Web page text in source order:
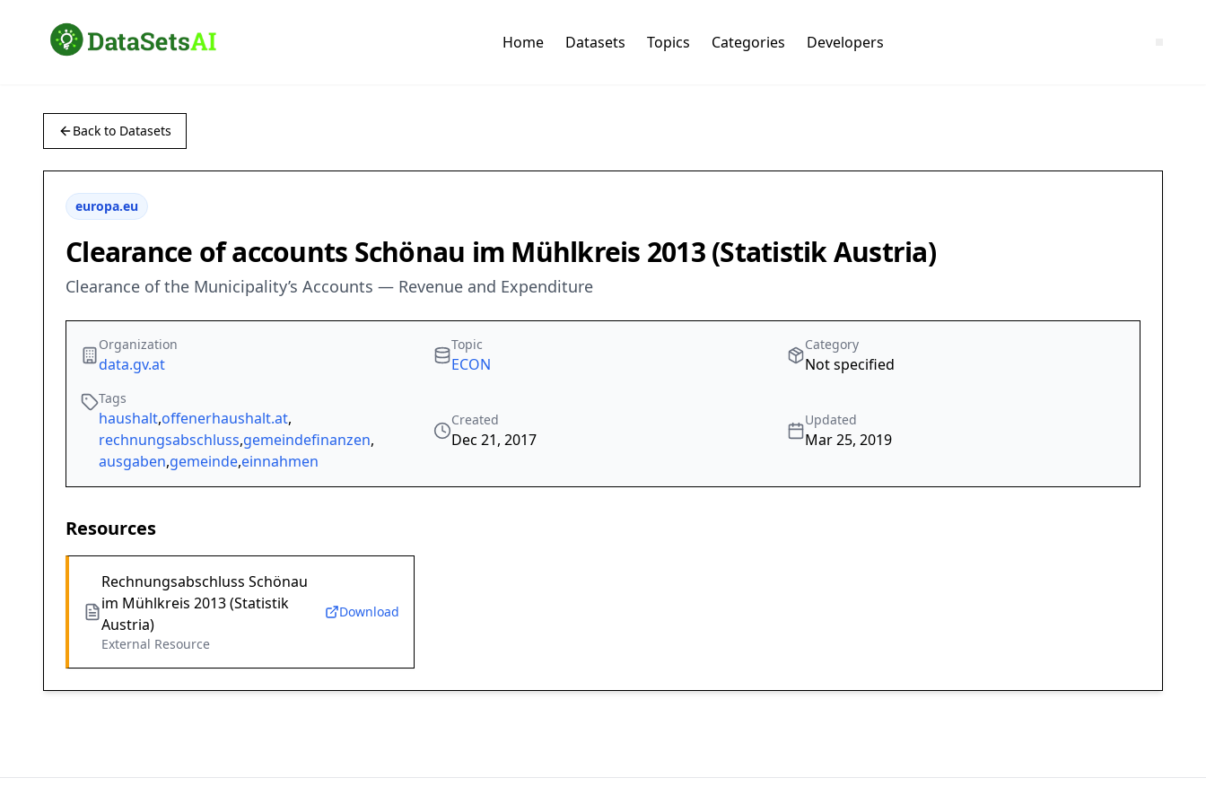
Home Datasets Topics Categories Developers
Back to Datasets
europa.eu
Clearance of accounts Schönau im Mühlkreis 2013 (Statistik Austria)
Clearance of the Municipality’s Accounts — Revenue and Expenditure
Organization
data.gv.at
Topic
ECON
Category
Not specified
Tags
haushalt,offenerhaushalt.at,
rechnungsabschluss,gemeindefinanzen,
ausgaben,gemeinde,einnahmen
Created
Dec 21, 2017
Updated
Mar 25, 2019
Resources
Rechnungsabschluss Schönau
im Mühlkreis 2013 (Statistik
Austria)
External Resource
Download